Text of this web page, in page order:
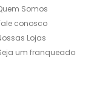
Somos
conosco
Lojas
um franqueado